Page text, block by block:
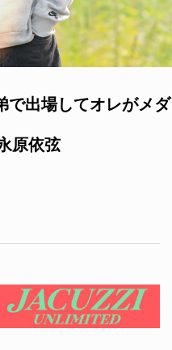
で出場してオレがメダ
原依弦